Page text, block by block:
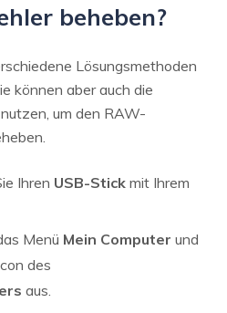
beheben?
Lösungsmethoden
können aber auch die
um den RAW-
Ihren USB-Stick mit Ihrem
Menü Mein Computer und
des
aus.